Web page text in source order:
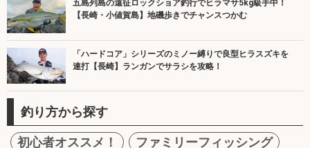
五島列島の遠征ロックショア釣行でヒラマサ5kg級手中！
【長崎・小値賀島】地磯歩きでチャンスつかむ
「ハードコア」シリーズのミノー縛りで良型ヒラスズキを
連打【長崎】ランガンでサラシを攻略！
釣り方から探す
初心者オススメ！
ファミリーフィッシング